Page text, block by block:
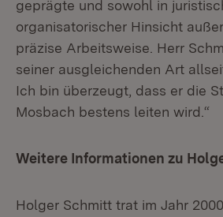
geprägte und sowohl in
organisatorischer Hinsicht
präzise Arbeitsweise. Herr
seiner ausgleichenden Art
Ich bin überzeugt, dass er die
Mosbach bestens leiten wird.“
Weitere Informationen zu
Holger Schmitt trat im Jahr